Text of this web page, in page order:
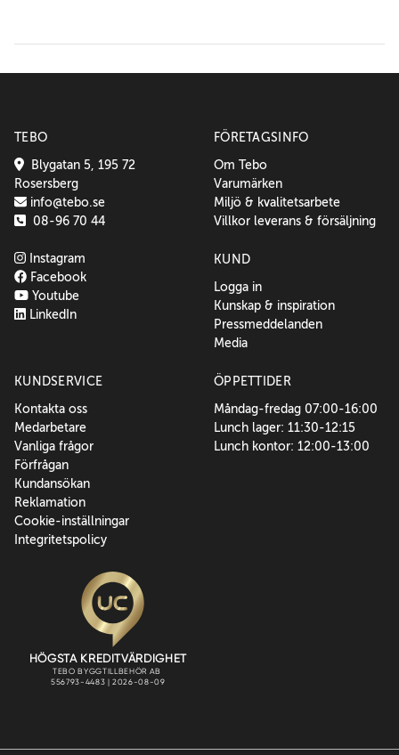
TEBO
Blygatan 5, 195 72
Rosersberg
info@tebo.se
08-96 70 44
Instagram
Facebook
Youtube
LinkedIn
FÖRETAGSINFO
Om Tebo
Varumärken
Miljö & kvalitetsarbete
Villkor leverans & försäljning
KUND
Logga in
Kunskap & inspiration
Pressmeddelanden
Media
KUNDSERVICE
Kontakta oss
Medarbetare
Vanliga frågor
Förfrågan
Kundansökan
Reklamation
Cookie-inställningar
Integritetspolicy
ÖPPETTIDER
Måndag-fredag 07:00-16:00
Lunch lager: 11:30-12:15
Lunch kontor: 12:00-13:00